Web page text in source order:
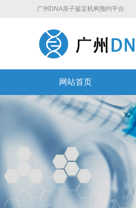
广州DNA亲子鉴定机构预约平台
网站首页